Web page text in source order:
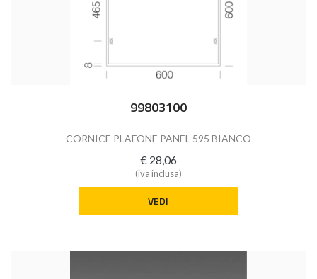
99803100
CORNICE PLAFONE PANEL 595 BIANCO
€ 28,06
(iva inclusa)
VEDI